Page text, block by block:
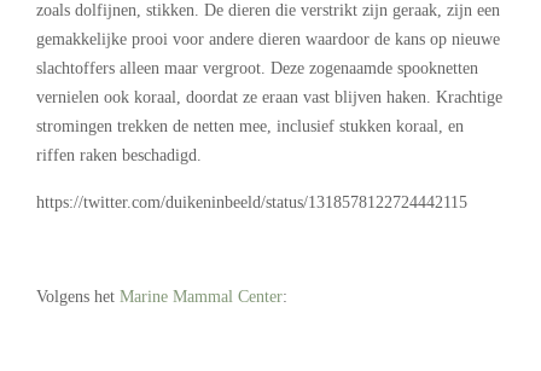
zoals dolfijnen, stikken. De dieren die verstrikt zijn geraak, zijn een
gemakkelijke prooi voor andere dieren waardoor de kans op nieuwe
slachtoffers alleen maar vergroot. Deze zogenaamde spooknetten
vernielen ook koraal, doordat ze eraan vast blijven haken. Krachtige
stromingen trekken de netten mee, inclusief stukken koraal, en
riffen raken beschadigd.
https://twitter.com/duikeninbeeld/status/1318578122724442115
Volgens het Marine Mammal Center: